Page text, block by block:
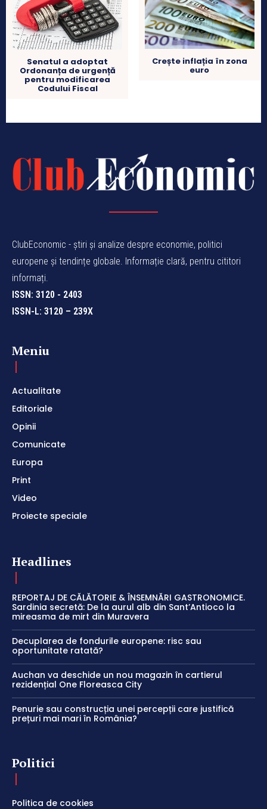
Senatul a adoptat
Ordonanța de urgență
pentru modificarea
Codului Fiscal
Crește inflația în zona
euro
ClubEconomic - știri și analize despre economie, politici
europene și tendințe globale. Informație clară, pentru cititori
informați.
ISSN: 3120 - 2403
ISSN-L: 3120 – 239X
Meniu
Actualitate
Editoriale
Opinii
Comunicate
Europa
Print
Video
Proiecte speciale
Headlines
REPORTAJ DE CĂLĂTORIE & ÎNSEMNĂRI GASTRONOMICE.
Sardinia secretă: De la aurul alb din Sant’Antioco la
mireasma de mirt din Muravera
Decuplarea de fondurile europene: risc sau
oportunitate ratată?
Auchan va deschide un nou magazin în cartierul
rezidențial One Floreasca City
Penurie sau construcția unei percepții care justifică
prețuri mai mari în România?
Politici
Politica de cookies